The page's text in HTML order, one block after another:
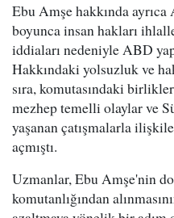
Ebu Amşe hakkında
boyunca insan hakları
iddiaları nedeniyle ABD
Hakkındaki yolsuzluk ve
sıra, komutasındaki
mezhep temelli olaylar ve
yaşanan çatışmalarla
açmıştı.
Uzmanlar, Ebu Amşe'nin
komutanlığından